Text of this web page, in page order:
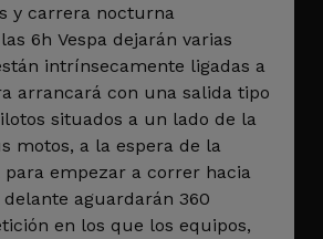
y carrera nocturna
6h Vespa dejarán varias
intrínsecamente ligadas a
arrancará con una salida tipo
situados a un lado de la
motos, a la espera de la
para empezar a correr hacia
aguardarán 360
en los que los equipos,